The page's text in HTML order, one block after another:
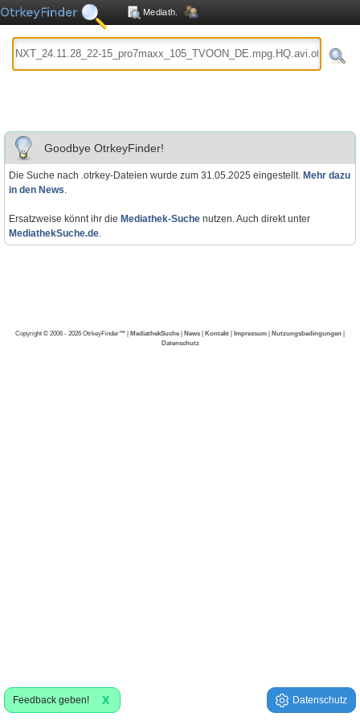
Mediath.
Goodbye OtrkeyFinder!
Die Suche nach .otrkey-Dateien wurde zum 31.05.2025 eingestellt. Mehr dazu
in den News.
Ersatzweise könnt ihr die Mediathek-Suche nutzen. Auch direkt unter
MediathekSuche.de.
Copyright © 2006 - 2026 OtrkeyFinder™ | MediathekSuche | News | Kontakt | Impressum | Nutzungsbedingungen |
Datenschutz
Feedback geben! X Datenschutz